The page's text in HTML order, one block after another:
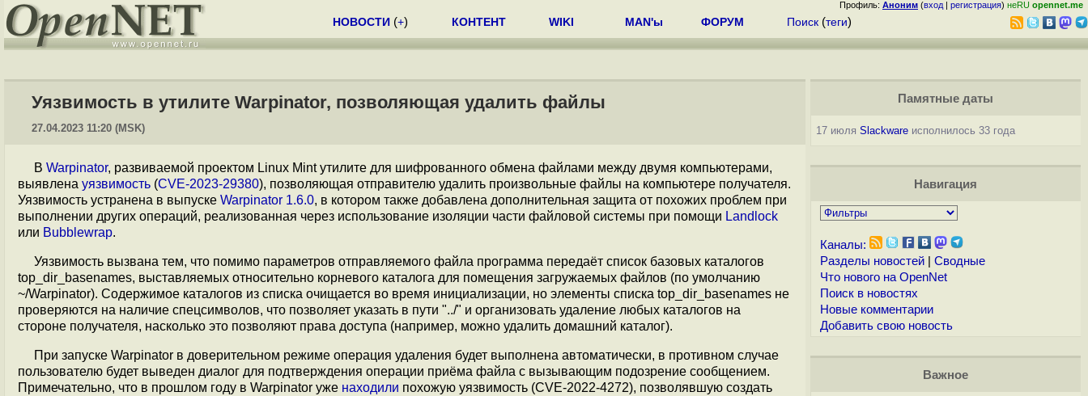
Профиль: Аноним (вход | регистрация) неRU opennet.me
НОВОСТИ (+) КОНТЕНТ WIKI MAN'ы ФОРУМ Поиск (теги)
Уязвимость в утилите Warpinator, позволяющая удалить файлы
27.04.2023 11:20 (MSK)
В Warpinator, развиваемой проектом Linux Mint утилите для шифрованного обмена файлами между двумя компьютерами,
выявлена уязвимость (CVE-2023-29380), позволяющая отправителю удалить произвольные файлы на компьютере получателя.
Уязвимость устранена в выпуске Warpinator 1.6.0, в котором также добавлена дополнительная защита от похожих проблем при
выполнении других операций, реализованная через использование изоляции части файловой системы при помощи Landlock
или Bubblewrap.
Уязвимость вызвана тем, что помимо параметров отправляемого файла программа передаёт список базовых каталогов
top_dir_basenames, выставляемых относительно корневого каталога для помещения загружаемых файлов (по умолчанию
~/Warpinator). Содержимое каталогов из списка очищается во время инициализации, но элементы списка top_dir_basenames не
проверяются на наличие спецсимволов, что позволяет указать в пути "../" и организовать удаление любых каталогов на
стороне получателя, насколько это позволяют права доступа (например, можно удалить домашний каталог).
При запуске Warpinator в доверительном режиме операция удаления будет выполнена автоматически, в противном случае
пользователю будет выведен диалог для подтверждения операции приёма файла с вызывающим подозрение сообщением.
Примечательно, что в прошлом году в Warpinator уже находили похожую уязвимость (CVE-2022-4272), позволявшую создать
Памятные даты
17 июля Slackwareисполнилось 33 года
Навигация
Каналы:
Разделы новостей| Сводные
Что нового на OpenNet
Поиск в новостях
Новые комментарии
Добавить свою новость
Важное